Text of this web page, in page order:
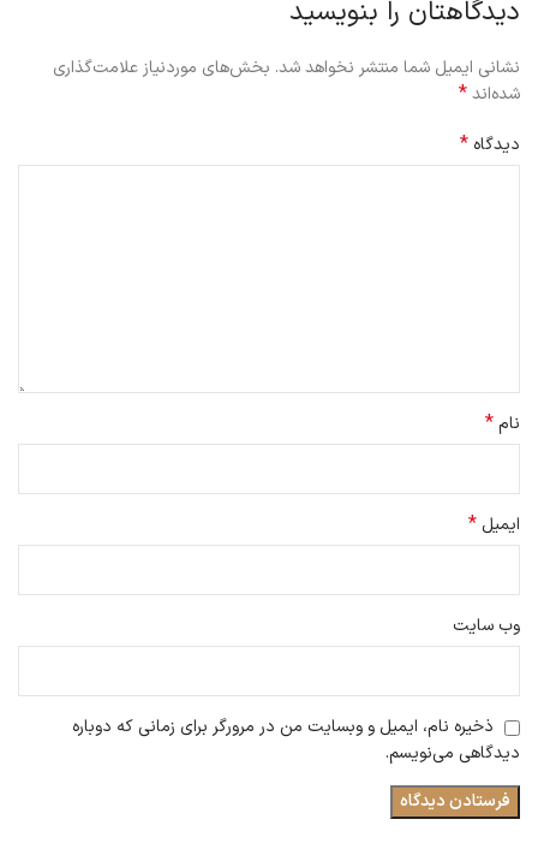
دیدگاهتان را بنویسید
نشانی ایمیل شما منتشر نخواهد شد. بخش‌های موردنیاز علامت‌گذاری
شده‌اند*
دیدگاه *
نام*
ایمیل *
وب‌ سایت
ذخیره نام، ایمیل و وبسایت من در مرورگر برای زمانی که دوباره
دیدگاهی می‌نویسم.